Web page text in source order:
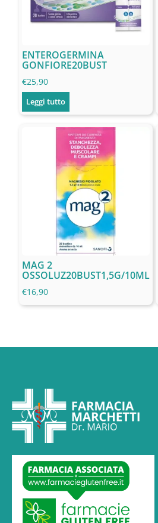
ENTEROGERMINA
GONFIORE20BUST
€25,90
Leggi tutto
MAG 2
OSSOLUZ20BUST1,5G/10ML
€16,90